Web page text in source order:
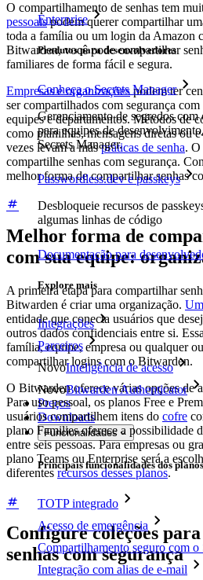
Enterprise
Produtos para desenvolvedores
Conheça o Secrets Manager
Gerenciamento de segredos
para equipes de
Secrets Manager.
Passwordless.dev e passkeys
Desbloqueie recursos de
algumas linhas de código
Documentação para
Explore mais
Integrações
Parceiros
NovoInteligência de acesso
NovoBitwarden Authenticator
Preços
Downloads
Funcionalidades
Principais funcionalidades dos
TOTP integrado
Acesso de emergência
Compartilhamento seguro com o
Integração com alias de e-mail
O compartilhamento de senhas tem
pessoaispodem querer compartilhar
toda a família ou um login da Amazon
Bitwarden, você pode compartilhar
familiares de forma fácil e segura.
Empresas e organizaçõespodem ter
ser compartilhados com segurança
equipes e departamentos. Métodos de
como planilhas, mensagens diretas ou
vezes levam a máspráticas de senha.
compartilhe senhas com segurança.
melhor forma de compartilhar senhas
Melhor forma de
com sua equipe:
A primeira etapa para compartilhar
Bitwarden é criar uma organização.
entidade que conecta usuários que
outros dados confidenciais entre si.
família, equipe, empresa ou qualquer
compartilhar logins com o Bitwarden.
O Bitwarden oferece várias opções de
Para uso pessoal, os planos Free e
usuários compartilhem itens do cofre
plano Families oferece a possibilidade
entre seis pessoas. Para empresas ou
plano Teams ou Enterprise será a
diferentesrecursos desses planos.
Configure coleções
senhas com segurança